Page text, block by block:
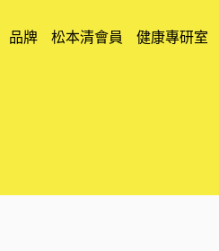
品牌 松本清會員 健康專研室